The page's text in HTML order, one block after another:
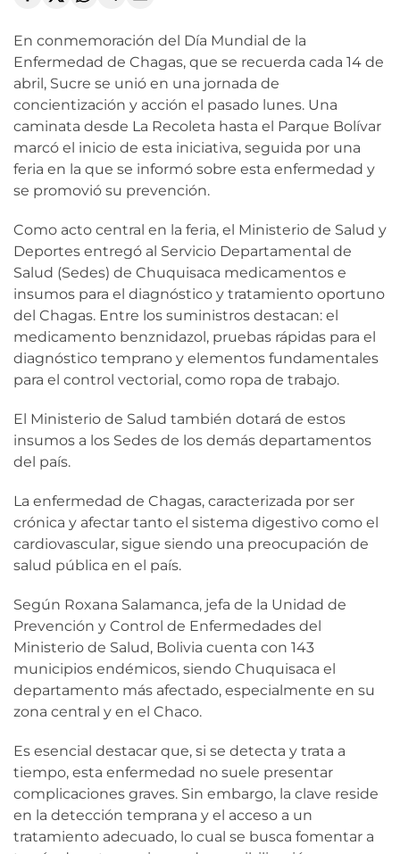
En conmemoración del Día Mundial de la
Enfermedad de Chagas, que se recuerda cada 14 de
abril, Sucre se unió en una jornada de
concientización y acción el pasado lunes. Una
caminata desde La Recoleta hasta el Parque Bolívar
marcó el inicio de esta iniciativa, seguida por una
feria en la que se informó sobre esta enfermedad y
se promovió su prevención.
Como acto central en la feria, el Ministerio de Salud y
Deportes entregó al Servicio Departamental de
Salud (Sedes) de Chuquisaca medicamentos e
insumos para el diagnóstico y tratamiento oportuno
del Chagas. Entre los suministros destacan: el
medicamento benznidazol, pruebas rápidas para el
diagnóstico temprano y elementos fundamentales
para el control vectorial, como ropa de trabajo.
El Ministerio de Salud también dotará de estos
insumos a los Sedes de los demás departamentos
del país.
La enfermedad de Chagas, caracterizada por ser
crónica y afectar tanto el sistema digestivo como el
cardiovascular, sigue siendo una preocupación de
salud pública en el país.
Según Roxana Salamanca, jefa de la Unidad de
Prevención y Control de Enfermedades del
Ministerio de Salud, Bolivia cuenta con 143
municipios endémicos, siendo Chuquisaca el
departamento más afectado, especialmente en su
zona central y en el Chaco.
Es esencial destacar que, si se detecta y trata a
tiempo, esta enfermedad no suele presentar
complicaciones graves. Sin embargo, la clave reside
en la detección temprana y el acceso a un
tratamiento adecuado, lo cual se busca fomentar a